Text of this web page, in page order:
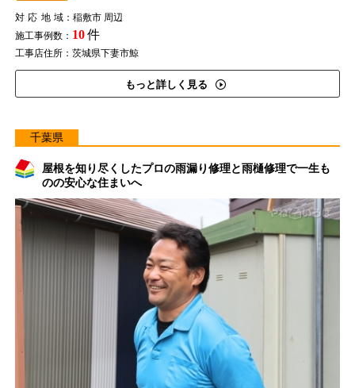
対応地域：稲敷市 周辺
施工事例数： 10件
工事店住所：茨城県下妻市鯨
もっと詳しく見る
千葉県
屋根を知り尽くしたプロの雨漏り修理と雨樋修理で一生も
のの安心な住まいへ